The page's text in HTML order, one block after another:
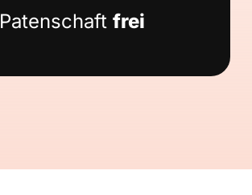
Patenschaft frei